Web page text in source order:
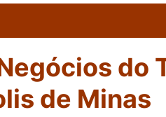
Eventos
e
Vídeosdo
de Minas